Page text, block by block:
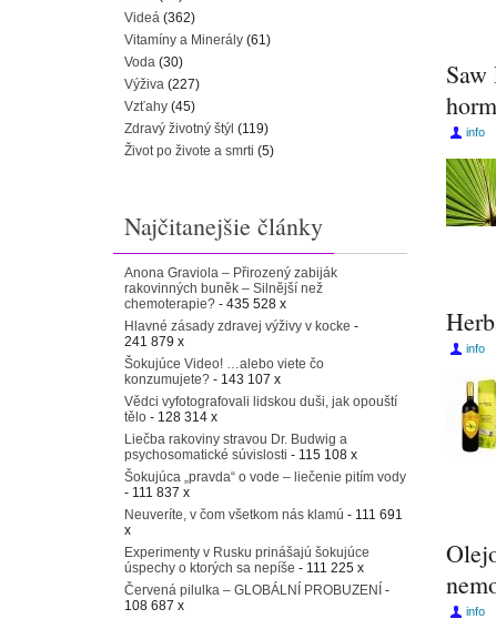
info
info
info
Videá (362)
Vitamíny a Minerály (61)
Voda (30)
Výživa (227)
Vzťahy (45)
Zdravý životný štýl (119)
Život po živote a smrti (5)
Najčitanejšie články
Anona Graviola – Přirozený zabiják
rakovinných buněk – Silnější než
chemoterapie? - 435 528 x
Hlavné zásady zdravej výživy v kocke -
241 879 x
Šokujúce Video! …alebo viete čo
konzumujete? - 143 107 x
Vědci vyfotografovali lidskou duši, jak opouští
tělo - 128 314 x
Liečba rakoviny stravou Dr. Budwig a
psychosomatické súvislosti - 115 108 x
Šokujúca „pravda“ o vode – liečenie pitím vody
- 111 837 x
Neuveríte, v čom všetkom nás klamú - 111 691
x
Experimenty v Rusku prinášajú šokujúce
úspechy o ktorých sa nepíše - 111 225 x
Červená pilulka – GLOBÁLNÍ PROBUZENÍ -
108 687 x